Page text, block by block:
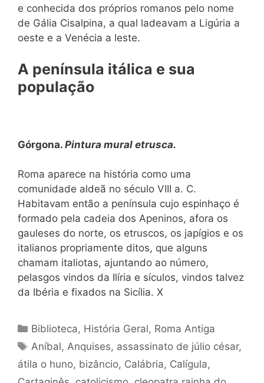
e conhecida dos próprios romanos pelo nome
de Gália Cisalpina, a qual ladeavam a Ligúria a
oeste e a Venécia a leste.
A península itálica e sua
população
Górgona. Pintura mural etrusca.
Roma aparece na história como uma
comunidade aldeã no século VIII a. C.
Habitavam então a península cujo espinhaço é
formado pela cadeia dos Apeninos, afora os
gauleses do norte, os etruscos, os japígios e os
italianos propriamente ditos, que alguns
chamam italiotas, ajuntando ao número,
pelasgos vindos da Ilíria e sículos, vindos talvez
da Ibéria e fixados na Sicília. X
Categorias
Biblioteca, História Geral, Roma Antiga
Tags
Aníbal,Anquises, assassinato de júlio césar,
átila o huno, bizâncio, Calábria, Calígula,